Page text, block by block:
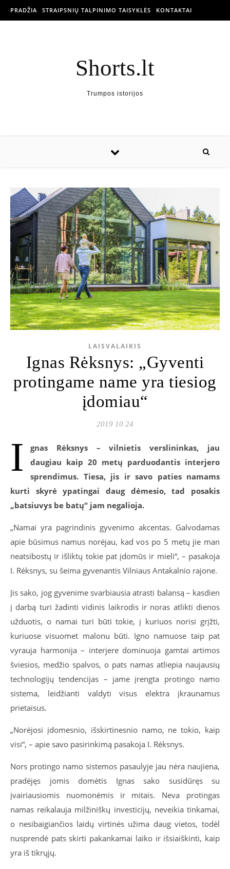
PRADŽIA STRAIPSNIŲ TALPINIMO TAISYKLĖS KONTAKTAI
Shorts.lt
Trumpos istorijos
LAISVALAIKIS
Ignas Rėksnys: „Gyventi
protingame name yra tiesiog
įdomiau“
2019 10 24
I
gnas Rėksnys – vilnietis verslininkas, jau
daugiau kaip 20 metų parduodantis interjero
sprendimus. Tiesa, jis ir savo paties namams
kurti skyrė ypatingai daug dėmesio, tad posakis
„batsiuvys be batų“ jam negalioja.
„Namai yra pagrindinis gyvenimo akcentas. Galvodamas
apie būsimus namus norėjau, kad vos po 5 metų jie man
neatsibostų ir išliktų tokie pat įdomūs ir mieli“, – pasakoja
I. Rėksnys, su šeima gyvenantis Vilniaus Antakalnio rajone.
Jis sako, jog gyvenime svarbiausia atrasti balansą – kasdien
į darbą turi žadinti vidinis laikrodis ir noras atlikti dienos
užduotis, o namai turi būti tokie, į kuriuos norisi grįžti,
kuriuose visuomet malonu būti. Igno namuose taip pat
vyrauja harmonija – interjere dominuoja gamtai artimos
šviesios, medžio spalvos, o pats namas atliepia naujausių
technologijų tendencijas – jame įrengta protingo namo
sistema, leidžianti valdyti visus elektra įkraunamus
prietaisus.
„Norėjosi įdomesnio, išskirtinesnio namo, ne tokio, kaip
visi“, – apie savo pasirinkimą pasakoja I. Rėksnys.
Nors protingo namo sistemos pasaulyje jau nėra naujiena,
pradėjęs jomis domėtis Ignas sako susidūręs su
įvairiausiomis nuomonėmis ir mitais. Neva protingas
namas reikalauja milžiniškų investicijų, neveikia tinkamai,
o nesibaigiančios laidų virtinės užima daug vietos, todėl
nusprendė pats skirti pakankamai laiko ir išsiaiškinti, kaip
yra iš tikrųjų.